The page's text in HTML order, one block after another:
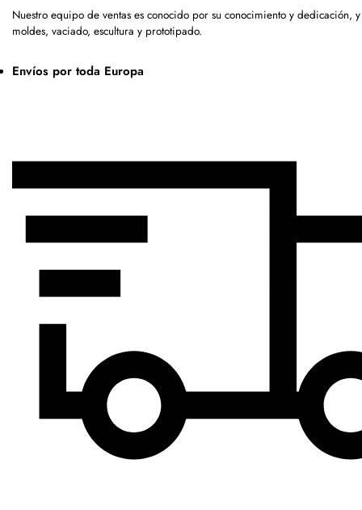
Nuestro equipo de ventas es conocido por su conocimiento y dedicación,
moldes, vaciado, escultura y prototipado.
Envíos por toda Europa